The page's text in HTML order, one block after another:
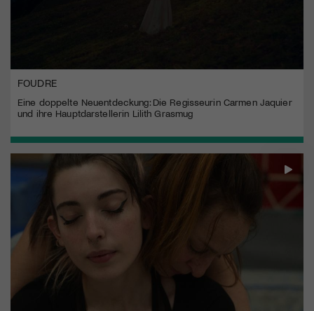
FOUDRE
Eine doppelte Neuentdeckung: Die Regisseurin Carmen Jaquier
und ihre Hauptdarstellerin Lilith Grasmug